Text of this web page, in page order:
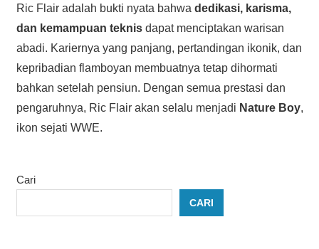
Ric Flair adalah bukti nyata bahwa dedikasi, karisma,
dan kemampuan teknisdapat menciptakan warisan
abadi. Kariernya yang panjang, pertandingan ikonik, dan
kepribadian flamboyan membuatnya tetap dihormati
bahkan setelah pensiun. Dengan semua prestasi dan
pengaruhnya, Ric Flair akan selalu menjadi Nature Boy,
ikon sejati WWE.
Cari
CARI